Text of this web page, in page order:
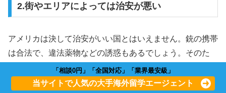
2.街やエリアによっては治安が悪い
アメリカは決して治安がいい国とはいえません。銃の携帯
は合法で、違法薬物などの誘惑もあるでしょう。そのた
め、夜遅い時間帯には外出するのを避け、悪い噂がある場
所や治安が悪いと言われているエリアにはできる限り近づ
「相談0円」「全国対応」「業界最安級」
当サイトで人気の大手海外留学エージェント